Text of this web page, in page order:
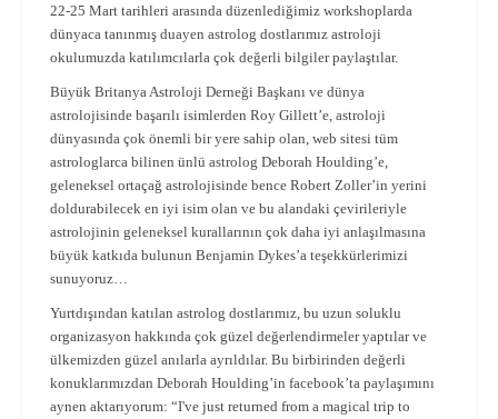
22-25 Mart tarihleri arasında düzenlediğimiz workshoplarda
dünyaca tanınmış duayen astrolog dostlarımız astroloji
okulumuzda katılımcılarla çok değerli bilgiler paylaştılar.
Büyük Britanya Astroloji Derneği Başkanı ve dünya
astrolojisinde başarılı isimlerden Roy Gillett’e, astroloji
dünyasında çok önemli bir yere sahip olan, web sitesi tüm
astrologlarca bilinen ünlü astrolog Deborah Houlding’e,
geleneksel ortaçağ astrolojisinde bence Robert Zoller’in yerini
doldurabilecek en iyi isim olan ve bu alandaki çevirileriyle
astrolojinin geleneksel kurallarının çok daha iyi anlaşılmasına
büyük katkıda bulunun Benjamin Dykes’a teşekkürlerimizi
sunuyoruz…
Yurtdışından katılan astrolog dostlarımız, bu uzun soluklu
organizasyon hakkında çok güzel değerlendirmeler yaptılar ve
ülkemizden güzel anılarla ayrıldılar. Bu birbirinden değerli
konuklarımızdan Deborah Houlding’in facebook’ta paylaşımını
aynen aktarıyorum: “I've just returned from a magical trip to